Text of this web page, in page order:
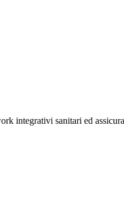
integrativi sanitari ed